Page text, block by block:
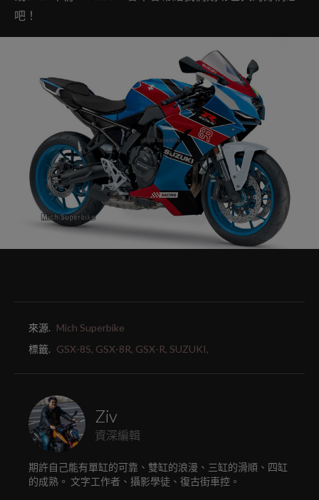
吧！
來源. Mich Superbike
標籤. GSX-8S, GSX-8R, GSX-R, SUZUKI,
Ziv
資深編輯
期許自己能有單缸的可靠、雙缸的浪漫、三缸的滑順、四缸
的成熟。 文字工作者、攝影學徒、復古街車控。